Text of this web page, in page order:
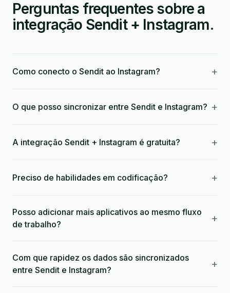
Perguntas frequentes sobre a
integração Sendit + Instagram.
Como conecto o Sendit ao Instagram? +
O que posso sincronizar entre Sendit e Instagram? +
A integração Sendit + Instagram é gratuita? +
Preciso de habilidades em codificação? +
Posso adicionar mais aplicativos ao mesmo fluxo
de trabalho?
+
Com que rapidez os dados são sincronizados
entre Sendit e Instagram?
+